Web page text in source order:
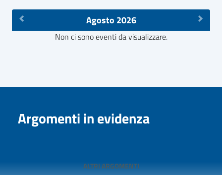
Agosto 2026
Non ci sono eventi da visualizzare.
Argomenti in evidenza
ALTRI ARGOMENTI